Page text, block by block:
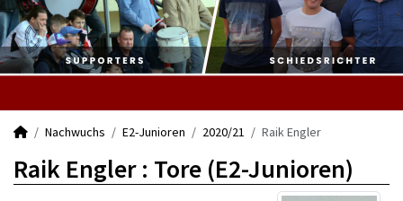
Nachwuchs E2-Junioren 2020/21 Raik Engler
Raik Engler : Tore (E2-Junioren)